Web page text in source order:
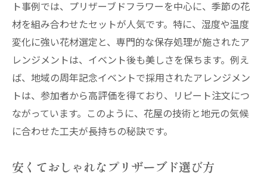
ト事例では、プリザーブドフラワーを中心に、季節の花
材を組み合わせたセットが人気です。特に、湿度や温度
変化に強い花材選定と、専門的な保存処理が施されたア
レンジメントは、イベント後も美しさを保ちます。例え
ば、地域の周年記念イベントで採用されたアレンジメン
トは、参加者から高評価を得ており、リピート注文につ
ながっています。このように、花屋の技術と地元の気候
に合わせた工夫が長持ちの秘訣です。
安くておしゃれなプリザーブド選び方